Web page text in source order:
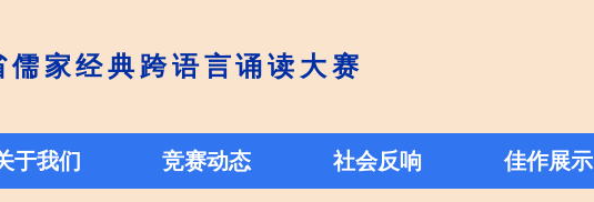
家经典跨语言诵读大赛
于我们
赛章程
家顾问 竞赛动态 社会反响
各地开展 佳作展示